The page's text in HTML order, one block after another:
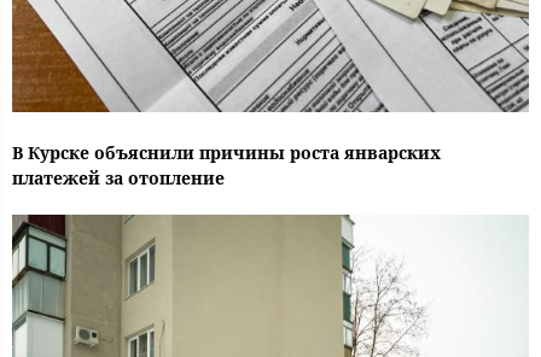
В Курске объяснили причины роста январских
платежей за отопление